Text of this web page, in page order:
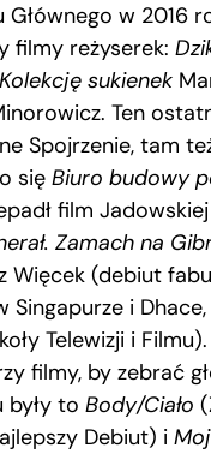
Głównego w 2016
filmy reżyserek:
Kolekcję sukienek
Ten
Spojrzenie, tam
się Biuro budowy
film
Zamach na
Więcek (debiut
Singapurze i
Telewizji i
filmy, by zebrać
były to Body/Ciało
Debiut) i